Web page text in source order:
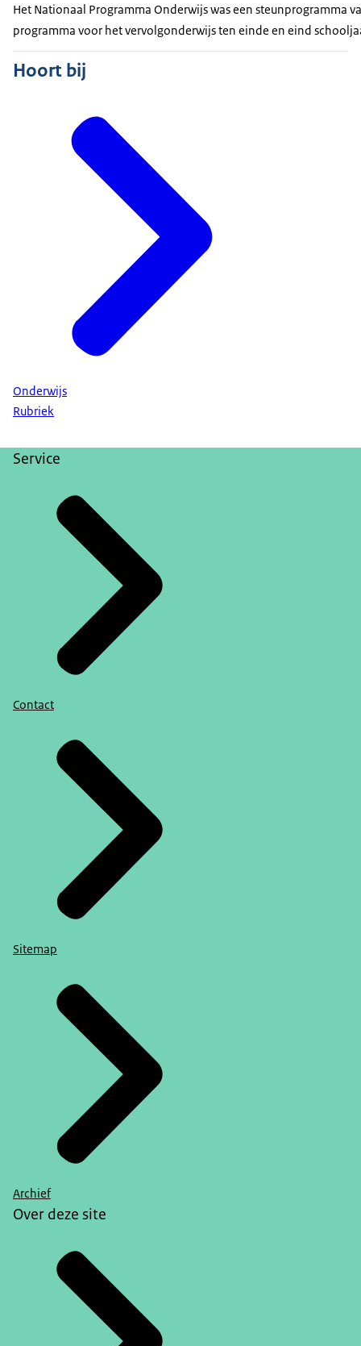
Het Nationaal Programma Onderwijs was een steunprogramma
programma voor het vervolgonderwijs ten einde en eind
Hoort bij
Onderwijs
Rubriek
Service
Contact
Sitemap
Archief
Over deze site